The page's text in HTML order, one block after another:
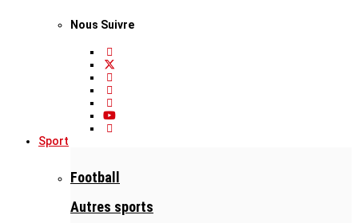
Nous Suivre
Sport
Football
Autres sports